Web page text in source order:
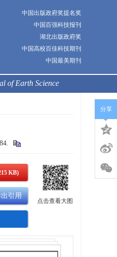
中国出版政府奖提名奖
中国百强科技报刊
湖北出版政府奖
中国高校百佳科技期刊
中国最美期刊
of Earth Science
KB)
引用
点击查看大图
分享